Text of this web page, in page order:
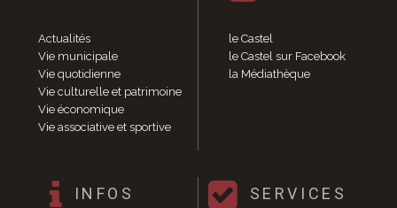
Délibérations 2011
Délibérations 2010
Délibérations 2009
Délibérations 2008
Agenda réunions publiques
Marchés publics
Vie quotidienne
Actualités
Vie municipale
Vie quotidienne
Vie culturelle et patrimoine
Vie économique
Vie associative et sportive
le Castel
le Castel sur Facebook
la Médiathèque
INFOS SERVICES